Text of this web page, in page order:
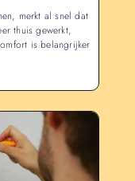
merkt al snel dat
thuis gewerkt,
is belangrijker